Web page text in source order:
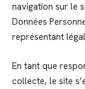
navigation sur le
Données
représentant
En tant que
collecte, le site